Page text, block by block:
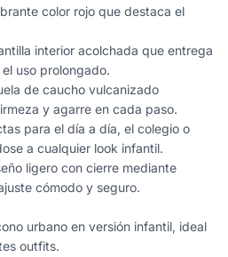
color rojo que destaca el
interior acolchada que entrega
uso prolongado.
de caucho vulcanizado
y agarre en cada paso.
para el día a día, el colegio o
a cualquier look infantil.
ligero con cierre mediante
cómodo y seguro.
urbano en versión infantil, ideal
outfits.